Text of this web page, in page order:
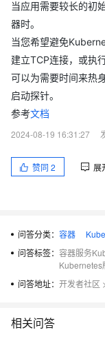
当应用需要较长的初
器时。
当您希望避免
建立TCP连接，或执
可以为需要时间来热
启动探针。
参考文档
2024-08-19 16:31:27
赞同 2 展
问答分类： 容器
问答标签： 容器服务
Kubernetes
问答地址： 开发者社区 >
相关问答